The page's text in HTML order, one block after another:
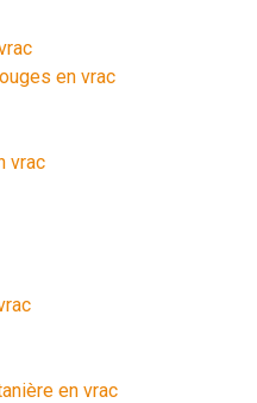
en vrac
vrac
en vrac